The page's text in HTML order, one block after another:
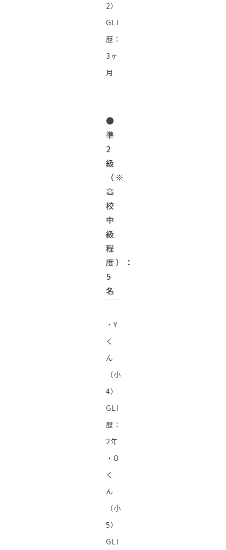
2）
GLI
歴：
3ヶ
月
●
準
2
級
（※
高
校
中
級
程
度）：
5
名
・Y
く
ん
（小
4）
GLI
歴：
2年
・O
く
ん
（小
5）
GLI